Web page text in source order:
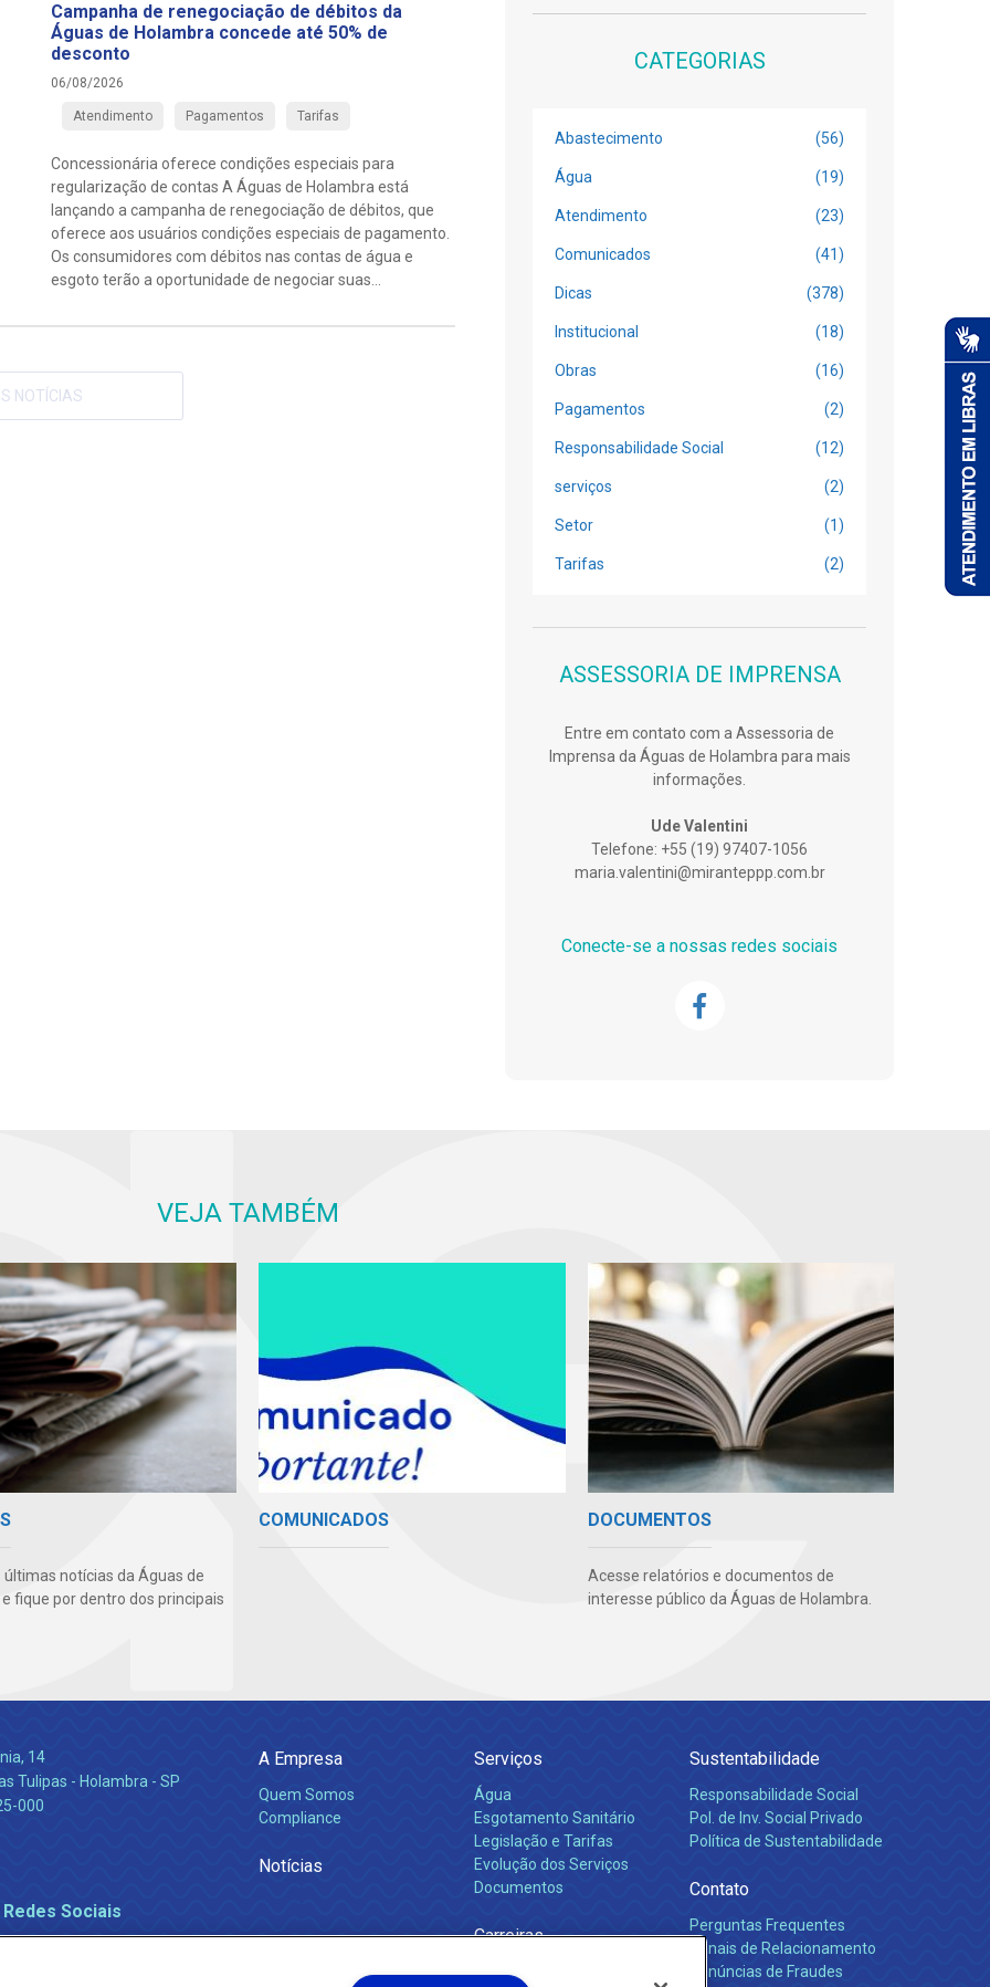
Campanha de renegociação de débitos da
Águas de Holambra concede até 50% de
desconto
06/08/2026
Atendimento Pagamentos Tarifas
Concessionária oferece condições especiais para
regularização de contas A Águas de Holambra está
lançando a campanha de renegociação de débitos, que
oferece aos usuários condições especiais de pagamento.
Os consumidores com débitos nas contas de água e
esgoto terão a oportunidade de negociar suas...
NOTÍCIAS
CATEGORIAS
Abastecimento (56)
Água (19)
Atendimento (23)
Comunicados (41)
Dicas (378)
Institucional (18)
Obras (16)
Pagamentos (2)
Responsabilidade Social (12)
serviços (2)
Setor (1)
Tarifas (2)
ASSESSORIA DE IMPRENSA
Entre em contato com a Assessoria de
Imprensa da Águas de Holambra para mais
informações.
Ude Valentini
Telefone: +55 (19) 97407-1056
maria.valentini@miranteppp.com.br
Conecte-se a nossas redes sociais
VEJA TAMBÉM
últimas notícias da Águas de
fique por dentro dos principais
COMUNICADOS DOCUMENTOS
Acesse relatórios e documentos de
interesse público da Águas de Holambra.
14
Tulipas - Holambra - SP
000
Sociais
A Empresa
Quem Somos
Compliance
Notícias
Serviços
Água
Esgotamento Sanitário
Legislação e Tarifas
Evolução dos Serviços
Documentos
Carreiras
Sustentabilidade
Responsabilidade Social
Pol. de Inv. Social Privado
Política de Sustentabilidade
Contato
Perguntas Frequentes
Canais de Relacionamento
Denúncias de Fraudes